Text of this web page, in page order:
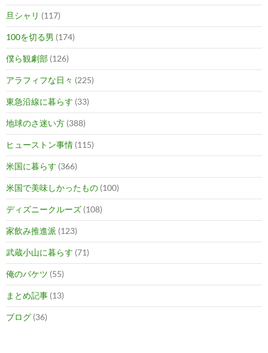
旦シャリ (117)
100を切る男 (174)
僕ら観劇部 (126)
アラフィフな日々 (225)
東急沿線に暮らす (33)
地球のさ迷い方 (388)
ヒューストン事情 (115)
米国に暮らす (366)
米国で美味しかったもの (100)
ディズニークルーズ (108)
家飲み推進派 (123)
武蔵小山に暮らす (71)
俺のバケツ (55)
まとめ記事 (13)
ブログ (36)